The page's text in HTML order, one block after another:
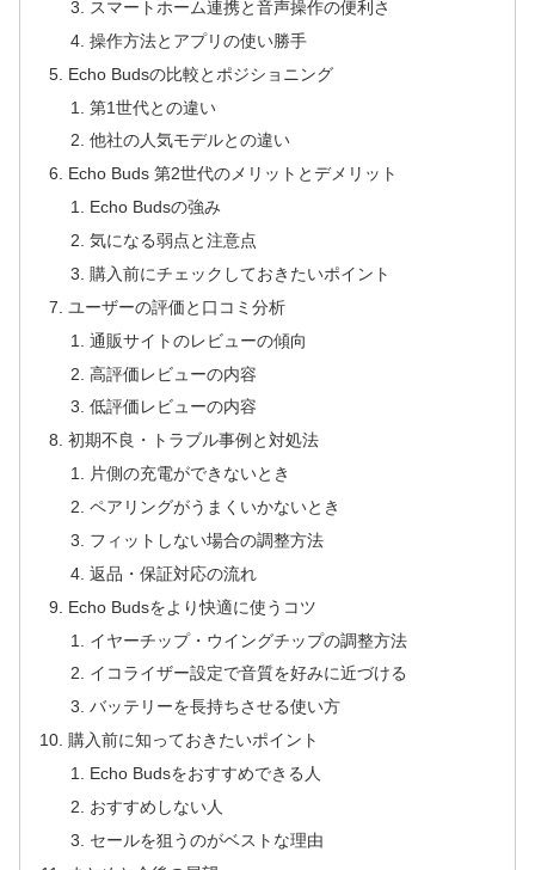
スマートホーム連携と音声操作の便利さ
操作方法とアプリの使い勝手
Echo Budsの比較とポジショニング
第1世代との違い
他社の人気モデルとの違い
Echo Buds 第2世代のメリットとデメリット
Echo Budsの強み
気になる弱点と注意点
購入前にチェックしておきたいポイント
ユーザーの評価と口コミ分析
通販サイトのレビューの傾向
高評価レビューの内容
低評価レビューの内容
初期不良・トラブル事例と対処法
片側の充電ができないとき
ペアリングがうまくいかないとき
フィットしない場合の調整方法
返品・保証対応の流れ
Echo Budsをより快適に使うコツ
イヤーチップ・ウイングチップの調整方法
イコライザー設定で音質を好みに近づける
バッテリーを長持ちさせる使い方
購入前に知っておきたいポイント
Echo Budsをおすすめできる人
おすすめしない人
セールを狙うのがベストな理由